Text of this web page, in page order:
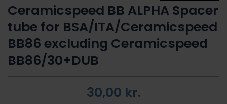
Ceramicspeed BB ALPHA Spacer
tube for BSA/ITA/Ceramicspeed
BB86 excluding Ceramicspeed
BB86/30+DUB
30,00 kr.